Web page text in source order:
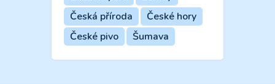
Česká příroda
České hory
České pivo
Šumava